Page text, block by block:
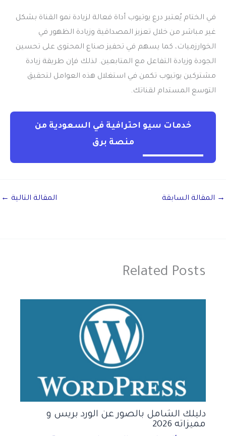
في الختام يُعتبر درع يوتيوب أداة فعالة لزيادة نمو القناة بشكل
غير مباشر من خلال تعزيز المصداقية وزيادة الظهور في
الخوارزميات، كما يسهم في تحفيز صناع المحتوى على تحسين
الجودة وزيادة التفاعل مع المتابعين. لذلك فإن طريقة زيادة
مشتركين يوتيوب تكمن في استغلال هذه العوامل لتحقيق
التوسع المستدام لقناتك.
خدمات سيو احترافية في السعودية من
منصة برق
→ المقالة السابقة المقالة التالية ←
Related Posts
دليلك الشامل بالصور عن الورد بريس و
مميزاته 2026